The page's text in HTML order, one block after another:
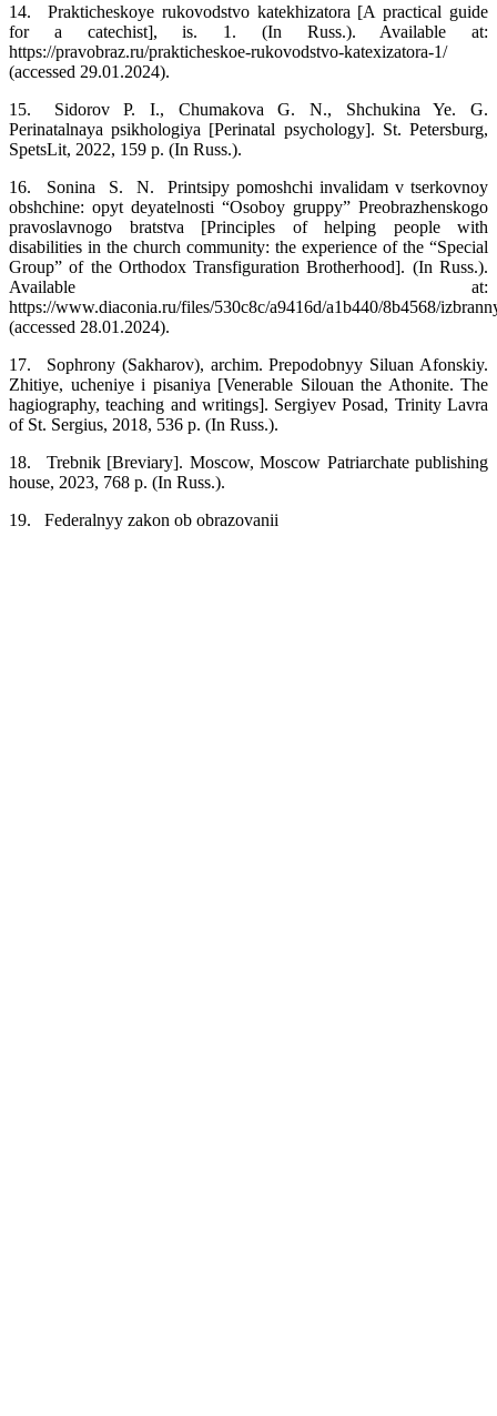
14.
Prakticheskoye rukovodstvo katekhizatora [A practical guide
for a catechist], is. 1. (In Russ.). Available at:
https://pravobraz.ru/prakticheskoe‑rukovodstvo‑katexizatora‑1/
(accessed 29.01.2024).
15.
Sidorov P. I., Chumakova G. N., Shchukina Ye. G.
Perinatalnaya psikhologiya [Perinatal psychology]. St. Petersburg,
SpetsLit, 2022, 159 p. (In Russ.).
16.
Sonina S. N. Printsipy pomoshchi invalidam v tserkovnoy
obshchine: opyt deyatelnosti “Osoboy gruppy” Preobrazhenskogo
pravoslavnogo bratstva [Principles of helping people with
disabilities in the church community: the experience of the “Special
Group” of the Orthodox Transfiguration Brotherhood]. (In Russ.).
Available at:
https://www.diaconia.ru/files/530c8c/a9416d/a1b440/8b4568/
(accessed 28.01.2024).
17.
Sophrony (Sakharov), archim. Prepodobnyy Siluan Afonskiy.
Zhitiye, ucheniye i pisaniya [Venerable Silouan the Athonite. The
hagiography, teaching and writings]. Sergiyev Posad, Trinity Lavra
of St. Sergius, 2018, 536 p. (In Russ.).
18.
Trebnik [Breviary]. Moscow, Moscow Patriarchate publishing
house, 2023, 768 p. (In Russ.).
19.
Federalnyy zakon ob obrazovanii